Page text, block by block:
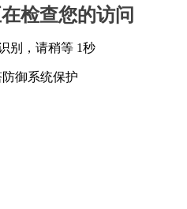
检查您的访问
别，请稍等 1秒
御系统保护